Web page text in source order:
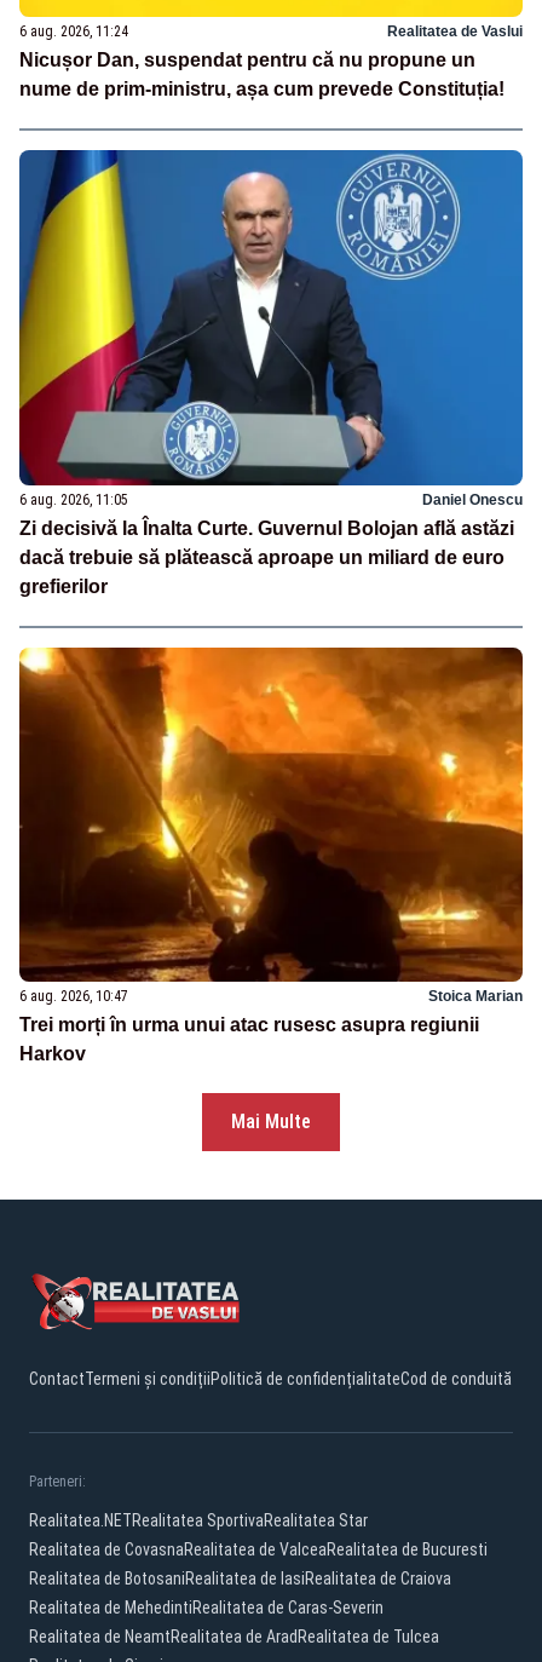
6 aug. 2026, 11:24 Realitatea de Vaslui
Nicușor Dan, suspendat pentru că nu propune un
nume de prim-ministru, așa cum prevede Constituția!
6 aug. 2026, 11:05 Daniel Onescu
Zi decisivă la Înalta Curte. Guvernul Bolojan află astăzi
dacă trebuie să plătească aproape un miliard de euro
grefierilor
6 aug. 2026, 10:47 Stoica Marian
Trei morți în urma unui atac rusesc asupra regiunii
Harkov
Mai Multe
ContactTermeni și condițiiPolitică de confidențialitateCod de conduită
Parteneri:
Realitatea.NETRealitatea SportivaRealitatea Star
Realitatea de CovasnaRealitatea de ValceaRealitatea de Bucuresti
Realitatea de BotosaniRealitatea de IasiRealitatea de Craiova
Realitatea de MehedintiRealitatea de Caras-Severin
Realitatea de NeamtRealitatea de Arad Realitatea de Tulcea